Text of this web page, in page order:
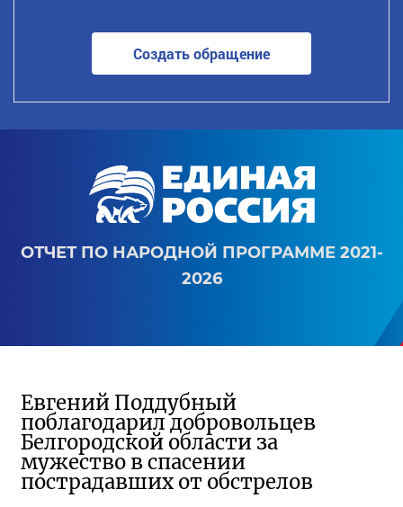
Создать обращение
ОТЧЕТ ПО НАРОДНОЙ ПРОГРАММЕ 2021-
2026
Евгений Поддубный
поблагодарил добровольцев
Белгородской области за
мужество в спасении
пострадавших от обстрелов